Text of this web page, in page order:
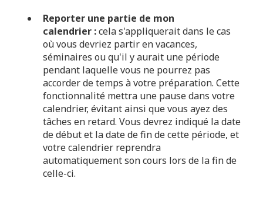
Reporter une partie de mon
calendrier :cela s'appliquerait dans le cas
où vous devriez partir en vacances,
séminaires ou qu'il y aurait une période
pendant laquelle vous ne pourrez pas
accorder de temps à votre préparation. Cette
fonctionnalité mettra une pause dans votre
calendrier, évitant ainsi que vous ayez des
tâches en retard. Vous devrez indiqué la date
de début et la date de fin de cette période, et
votre calendrier reprendra
automatiquement son cours lors de la fin de
celle-ci.